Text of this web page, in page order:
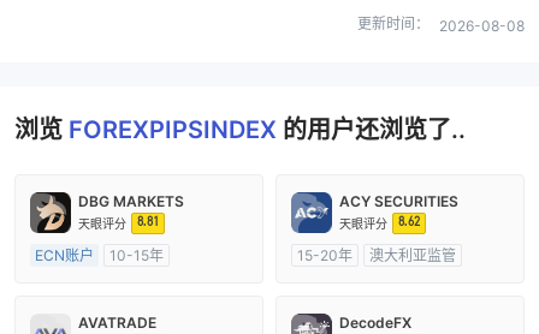
更新时间： 2026-08-08
浏览 FOREXPIPSINDEX 的用户还浏览了..
DBG MARKETS
天眼评分 8.81
ECN账户
10-15年
ACY SECURITIES
天眼评分 8.62
15-20年
澳大利亚监管
AVATRADE DecodeFX